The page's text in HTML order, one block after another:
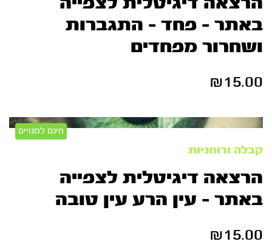
באתר – פחד – התגברות
ושחרור מפחדים
₪15.00
חינם למנויים
קבלה ורוחניות
הרצאה דיגיטלית לצפייה
באתר – עין הרע עין טובה
₪15.00